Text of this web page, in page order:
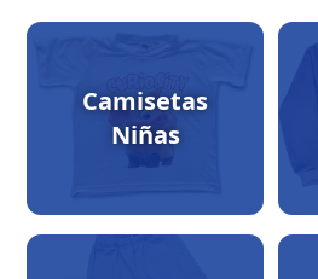
Camisetas
Niñas